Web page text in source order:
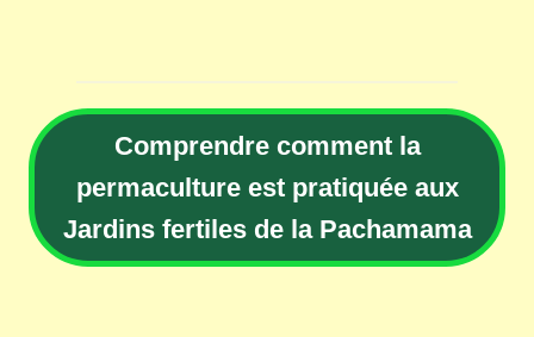
Comprendre comment la
permaculture est pratiquée aux
Jardins fertiles de la Pachamama